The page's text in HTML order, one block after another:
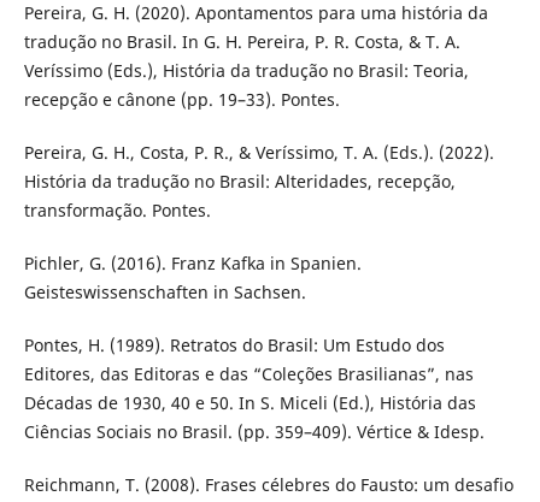
Pereira, G. H. (2020). Apontamentos para uma história da
tradução no Brasil. In G. H. Pereira, P. R. Costa, & T. A.
Veríssimo (Eds.), História da tradução no Brasil: Teoria,
recepção e cânone (pp. 19–33). Pontes.
Pereira, G. H., Costa, P. R., & Veríssimo, T. A. (Eds.). (2022).
História da tradução no Brasil: Alteridades, recepção,
transformação. Pontes.
Pichler, G. (2016). Franz Kafka in Spanien.
Geisteswissenschaften in Sachsen.
Pontes, H. (1989). Retratos do Brasil: Um Estudo dos
Editores, das Editoras e das “Coleções Brasilianas”, nas
Décadas de 1930, 40 e 50. In S. Miceli (Ed.), História das
Ciências Sociais no Brasil. (pp. 359–409). Vértice & Idesp.
Reichmann, T. (2008). Frases célebres do Fausto: um desafio